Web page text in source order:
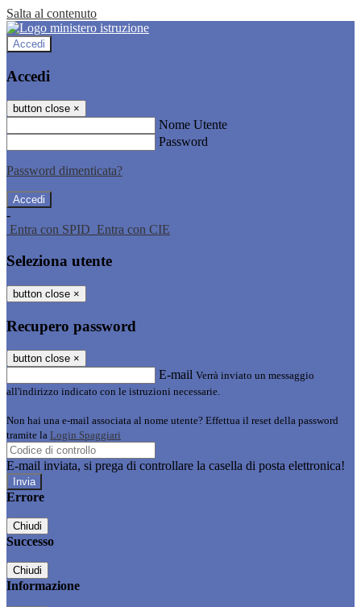
Salta al contenuto
Accedi
Accedi
button close ×
Nome Utente
Password
Password dimenticata?
-
Entra con SPID Entra con CIE
Seleziona utente
button close ×
Recupero password
button close ×
E-mail Verrà inviato un messaggio
all'indirizzo indicato con le istruzioni necessarie.
Non hai una e-mail associata al nome utente? Effettua il reset della password
tramite la Login Spaggiari
E-mail inviata, si prega di controllare la casella di posta elettronica!
Errore
Chiudi
Successo
Chiudi
Informazione